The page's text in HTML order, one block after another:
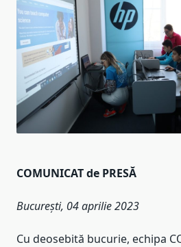
COMUNICAT de PRESĂ
București, 04 aprilie 2023
Cu deosebită bucurie, echipa